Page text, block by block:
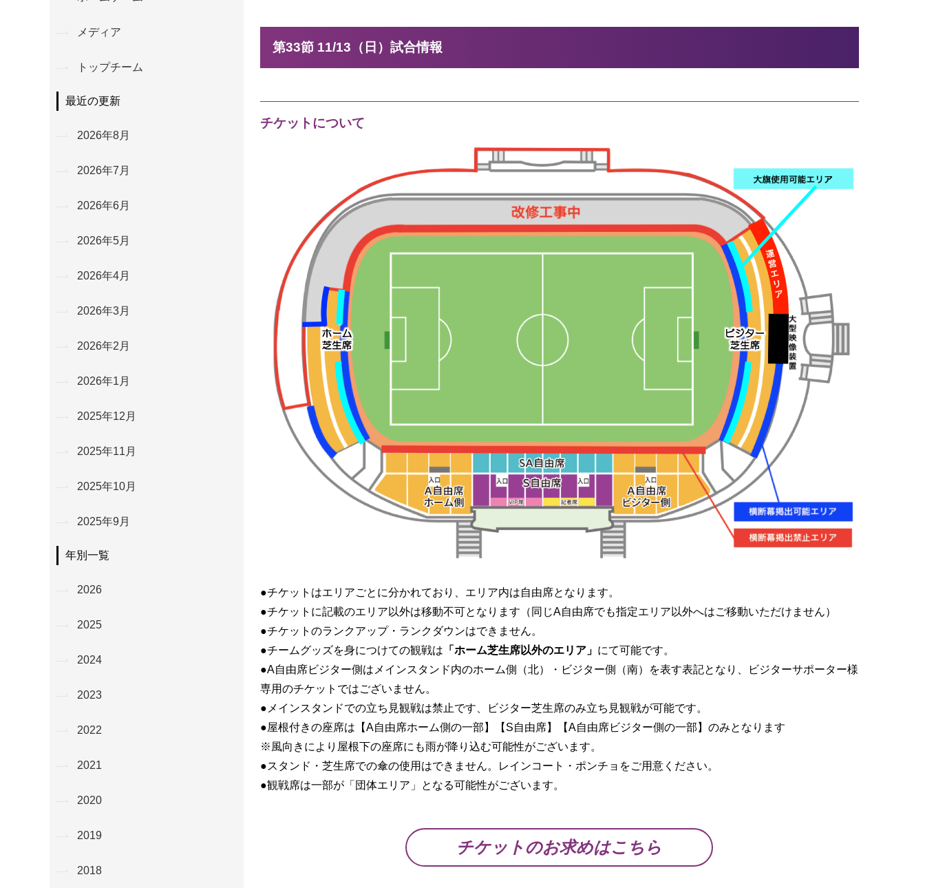
第33節 11/13（日）試合情報
チケットについて
●チケットはエリアごとに分かれており、エリア内は自由席となります。
●チケットに記載のエリア以外は移動不可となります（同じA自由席でも指定エリア以外へはご移動いただけません）
●チケットのランクアップ・ランクダウンはできません。
●チームグッズを身につけての観戦は 「ホーム芝生席以外のエリア」 にて可能です。
●A自由席ビジター側はメインスタンド内のホーム側（北）・ビジター側（南）を表す表記となり、ビジターサポーター様
専用のチケットではございません。
●メインスタンドでの立ち見観戦は禁止です、ビジター芝生席のみ立ち見観戦が可能です。
●屋根付きの座席は【A自由席ホーム側の一部】【S自由席】【A自由席ビジター側の一部】のみとなります
※風向きにより屋根下の座席にも雨が降り込む可能性がございます。
●スタンド・芝生席での傘の使用はできません。レインコート・ポンチョをご用意ください。
●観戦席は一部が「団体エリア」となる可能性がございます。
チケットのお求めはこちら
メディア
トップチーム
最近の更新
2026年8月
2026年7月
2026年6月
2026年5月
2026年4月
2026年3月
2026年2月
2026年1月
2025年12月
2025年11月
2025年10月
2025年9月
年別一覧
2026
2025
2024
2023
2022
2021
2020
2019
2018